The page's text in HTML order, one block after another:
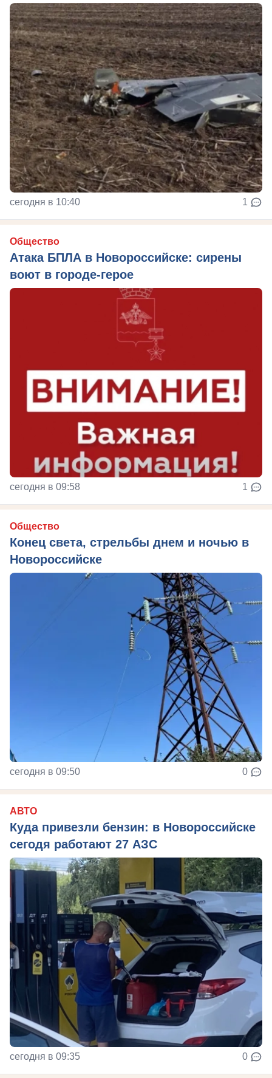
сегодня в 10:40 1
Общество
Атака БПЛА в Новороссийске: сирены
воют в городе-герое
сегодня в 09:58 1
Общество
Конец света, стрельбы днем и ночью в
Новороссийске
сегодня в 09:50 0
АВТО
Куда привезли бензин: в Новороссийске
сегодя работают 27 АЗС
сегодня в 09:35 0